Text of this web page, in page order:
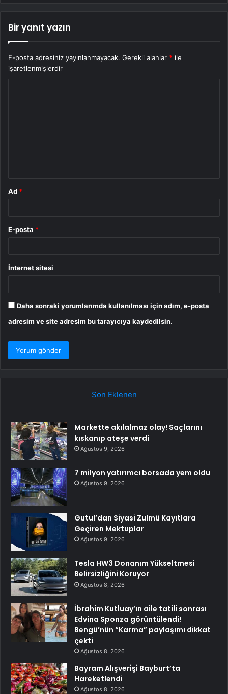
Bir yanıt yazın
E-posta adresiniz yayınlanmayacak. Gerekli alanlar * ile
işaretlenmişlerdir
Ad *
E-posta *
İnternet sitesi
Daha sonraki yorumlarımda kullanılması için adım, e-posta
adresim ve site adresim bu tarayıcıya kaydedilsin.
Son Eklenen
Markette akılalmaz olay! Saçlarını
kıskanıp ateşe verdi
Ağustos 9, 2026
7 milyon yatırımcı borsada yem oldu
Ağustos 9, 2026
Gutul’dan Siyasi Zulmü Kayıtlara
Geçiren Mektuplar
Ağustos 9, 2026
Tesla HW3 Donanım Yükseltmesi
Belirsizliğini Koruyor
Ağustos 8, 2026
İbrahim Kutluay’ın aile tatili sonrası
Edvina Sponza görüntülendi!
Bengü’nün “Karma” paylaşımı dikkat
çekti
Ağustos 8, 2026
Bayram Alışverişi Bayburt’ta
Hareketlendi
Ağustos 8, 2026